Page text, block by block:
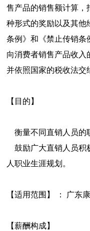
售产品的销售额计算，
种形式的奖励以及其他
条例》和《禁止传销条
向消费者销售产品收入
并依照国家的税收法交
【目的】
衡量不同直销人员的
鼓励广大直销人员积
人职业生涯规划。
【适用范围】 ： 广东
【薪酬构成】